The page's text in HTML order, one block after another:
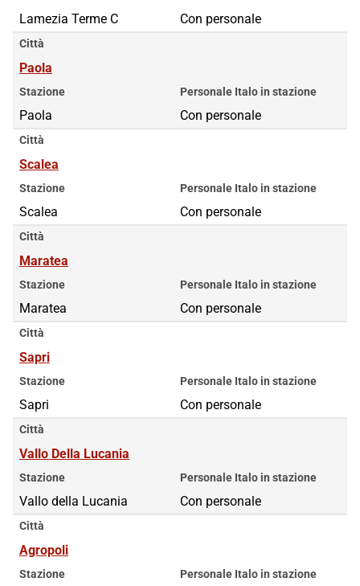
Lamezia Terme C Con personale
Città
Paola
Stazione
Paola
Personale Italo in stazione
Con personale
Città
Scalea
Stazione
Scalea
Personale Italo in stazione
Con personale
Città
Maratea
Stazione
Maratea
Personale Italo in stazione
Con personale
Città
Sapri
Stazione
Sapri
Personale Italo in stazione
Con personale
Città
Vallo Della Lucania
Stazione
Vallo della Lucania
Personale Italo in stazione
Con personale
Città
Agropoli
Stazione Personale Italo in stazione